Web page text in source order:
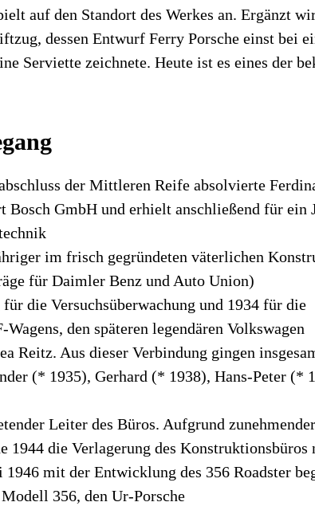
auf den Standort des Werkes an. Ergänzt
dessen Entwurf Ferry Porsche einst bei
Serviette zeichnete. Heute ist es eines der
der Mittleren Reife absolvierte
Bosch GmbH und erhielt anschließend für ein
im frisch gegründeten väterlichen
für Daimler Benz und Auto Union)
die Versuchsüberwachung und 1934 für die
den späteren legendären Volkswagen
Reitz. Aus dieser Verbindung gingen
(* 1935), Gerhard (* 1938), Hans-Peter (*
Leiter des Büros. Aufgrund
1944 die Verlagerung des Konstruktionsbüros
mit der Entwicklung des 356 Roadster
356, den Ur-Porsche